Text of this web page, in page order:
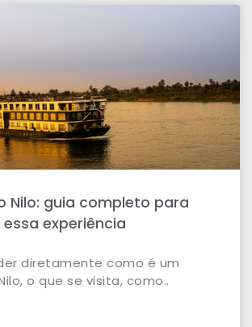
Nilo: guia completo para
experiência
diretamente como é um
o que se visita, como..